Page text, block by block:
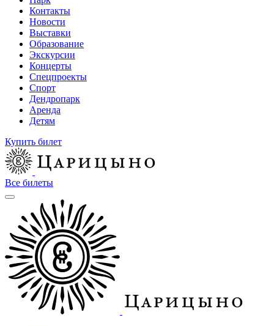
Контакты
Новости
Выставки
Образование
Экскурсии
Концерты
Спецпроекты
Спорт
Дендропарк
Аренда
Детям
Купить билет
Все билеты